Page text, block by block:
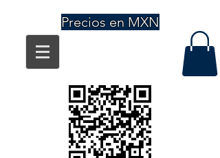
Precios en MXN